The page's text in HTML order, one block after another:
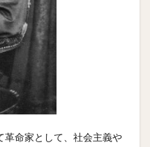
革命家として、社会主義や